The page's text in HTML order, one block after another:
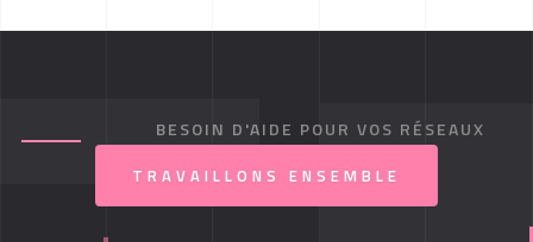
BESOIN D'AIDE POUR VOS RÉSEAUX
TRAVAILLONS ENSEMBLE